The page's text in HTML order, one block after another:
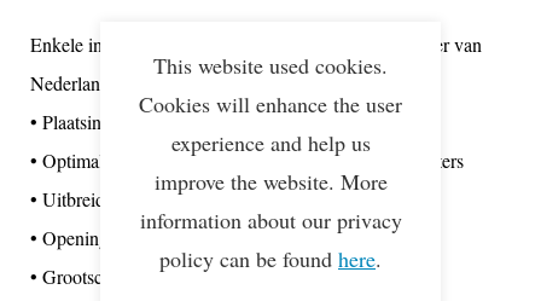
Enkele initiatieven die ons dé duurzame wegvervoerder van
Nederland maken:
• Plaatsing van 2000+ zonnepanelen
• Optimale belading met zo min mogelijk lege kilometers
• Uitbreiding vervoer naar Scandinavië per spoor
• Opening eigen Inland Terminal
• Grootschalig HVO gebruik
This website used cookies.
Cookies will enhance the user
experience and help us
improve the website. More
information about our privacy
policy can be found here.